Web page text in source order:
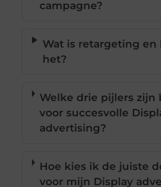
campagne?
Wat is retargeting en
het?
Welke drie pijlers zijn
voor succesvolle
advertising?
Hoe kies ik de juiste
voor mijn Display